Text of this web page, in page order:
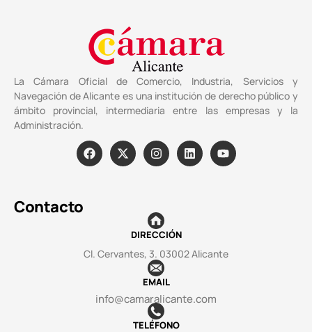
La Cámara Oficial de Comercio, Industria, Servicios y
Navegación de Alicante es una institución de derecho público y
ámbito provincial, intermediaria entre las empresas y la
Administración.
Contacto
DIRECCIÓN
Cl. Cervantes, 3. 03002 Alicante
EMAIL
info@camaralicante.com
TELÉFONO